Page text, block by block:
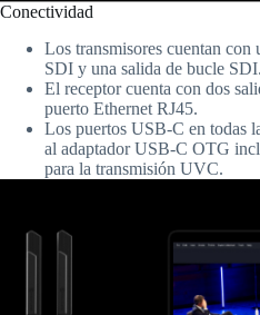
Conectividad
Los transmisores cuentan
SDI y una salida de bucle SDI.
El receptor cuenta con dos
puerto Ethernet RJ45.
Los puertos USB-C en todas
al adaptador USB-C OTG
para la transmisión UVC.